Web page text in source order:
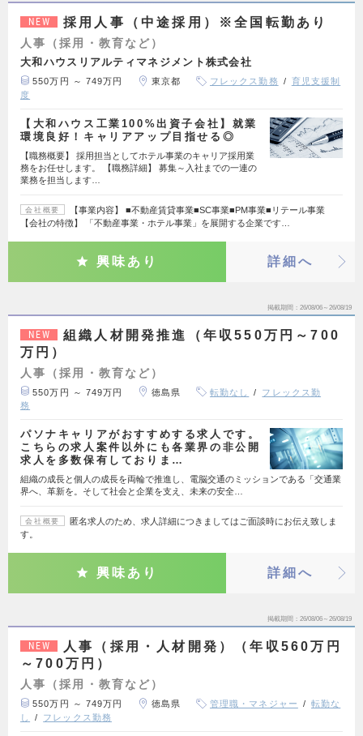
NEW 採用人事（中途採用）※全国転勤あり
人事（採用・教育など）
大和ハウスリアルティマネジメント株式会社
550万円 ～ 749万円 東京都 フレックス勤務
育児支援制
度
【大和ハウス工業100%出資子会社】就業
環境良好！キャリアアップ目指せる◎
【職務概要】 採用担当としてホテル事業のキャリア採用業
務をお任せします。 【職務詳細】 募集～入社までの一連の
業務を担当します…
会社概要
【事業内容】 ■不動産賃貸事業■SC事業■PM事業■リテール事業
【会社の特徴】 「不動産事業・ホテル事業」を展開する企業です…
興味あり 詳細へ
掲載期間 26/08/06～26/08/19
NEW
組織人材開発推進（年収550万円～700
万円）
人事（採用・教育など）
550万円 ～ 749万円 徳島県 転勤なし
フレックス勤
務
パソナキャリアがおすすめする求人です。
こちらの求人案件以外にも各業界の非公開
求人を多数保有しておりま…
組織の成長と個人の成長を両輪で推進し、電脳交通のミッションである「交通業
界へ、革新を。そして社会と企業を支え、未来の安全…
会社概要
匿名求人のため、求人詳細につきましてはご面談時にお伝え致しま
す。
興味あり 詳細へ
掲載期間 26/08/06～26/08/19
NEW
人事（採用・人材開発）（年収560万円
～700万円）
人事（採用・教育など）
550万円 ～ 749万円 徳島県 管理職・マネジャー
転勤な
し
フレックス勤務